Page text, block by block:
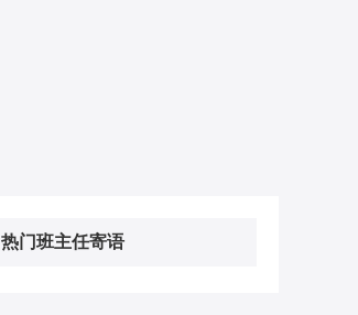
热门班主任寄语